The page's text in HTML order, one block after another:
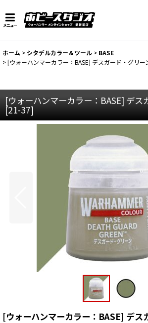
メニュー
ホーム > シタデルカラー＆ツール > BASE
>[ウォーハンマーカラー：BASE] デスガード・グリー
[ウォーハンマーカラー：BASE] デス
[21-37]
[ウォーハンマーカラー：BASE] デス